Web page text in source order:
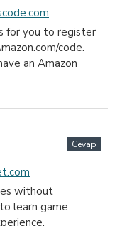
for you to register
code.
an Amazon
Cevap
without
learn game